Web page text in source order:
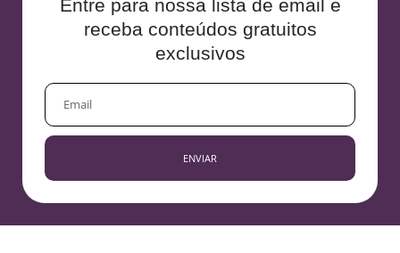
Entre para nossa lista de email e
receba conteúdos gratuitos
exclusivos
EMAIL
ENVIAR